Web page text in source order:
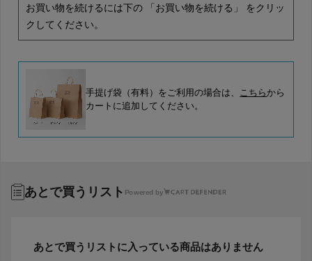
お買い物を続けるには下の 「お買い物を続ける」 をクリッ
クしてください。
手提げ袋（有料）をご利用の場合は、 こちらから
カートに追加してください。
あとで買うリスト Powered by
あとで買うリストに入っている商品はありません